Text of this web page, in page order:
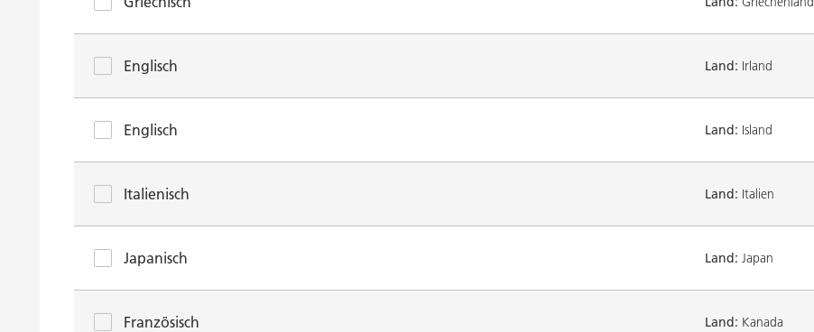
Englisch Land: Irland
Englisch Land: Island
Italienisch Land: Italien
Japanisch Land: Japan
Französisch Land: Kanada